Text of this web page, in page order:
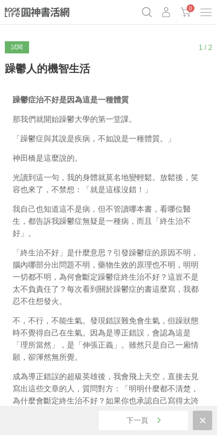
0
試閱 1 / 2
躁鬱人的機智生活
躁鬱症治不好是因為這是一種體質
那我們就開始躁鬱大學的第一堂課。
「躁鬱症與其說是疾病，不如說是一種體質。」
神田橋是這麼說的。
光讀到這一句，我的身體就莫名地變輕鬆。放鬆後，笑
容也來了，不禁想：「就是這樣沒錯！」
我自己也知道這不是病，但不管讀哪本書，看哪位醫
生，都告訴我躁鬱症無疑是一種病，而且「終生治不
好」。
「終生治不好」是什麼意思？引發躁鬱症的原因不明，
腦內哪部分出問題不明，藥物生效的原理也不明，明明
一切都不明，為何會斷定躁鬱症終生治不好？這豈不是
太不負責任了？每次看到關於躁鬱症的書這麼寫，我都
忍不住想發火。
不，不行，不能生氣。發現錯誤難免會生氣，但躁狀態
時不覺得自己在生氣。因為是導正錯誤，會認為這是
「理所當然」，是「伸張正義」。雖然只是自己一廂情
願，卻渾然無所覺。
成為導正錯誤的超級英雄後，我會飛上天空，直接去見
寫出這些文章的人，質問對方：「明明什麼都不清楚，
為什麼會斷定終生治不好？如果你也承認自己寫得太誇
張，就應該訂正重印才對！」換句話說，我會想寫信或
打電話。不過我通常想做就會馬上去做，所以這時電話
下一頁